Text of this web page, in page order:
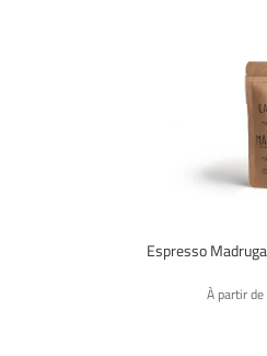
À partir de